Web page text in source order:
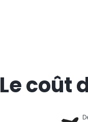
Le coût